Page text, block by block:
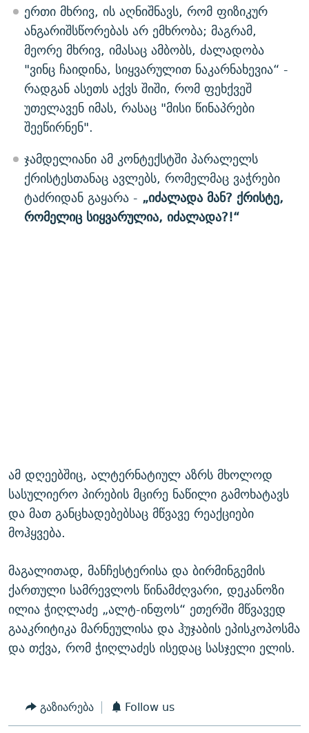
ერთი მხრივ, ის აღნიშნავს, რომ ფიზიკურ
ანგარიშსწორებას არ ემხრობა; მაგრამ,
მეორე მხრივ, იმასაც ამბობს, ძალადობა
"ვინც ჩაიდინა, სიყვარულით ნაკარნახევია“ -
რადგან ასეთს აქვს შიში, რომ ფეხქვეშ
უთელავენ იმას, რასაც "მისი წინაპრები
შეეწირნენ".
ჯამდელიანი ამ კონტექსტში პარალელს
ქრისტესთანაც ავლებს, რომელმაც ვაჭრები
ტაძრიდან გაყარა - „იძალადა მან? ქრისტე,
რომელიც სიყვარულია, იძალადა?!“
ამ დღეებშიც, ალტერნატიულ აზრს მხოლოდ
სასულიერო პირების მცირე ნაწილი გამოხატავს
და მათ განცხადებებსაც მწვავე რეაქციები
მოჰყვება.
მაგალითად, მანჩესტერისა და ბირმინგემის
ქართული სამრევლოს წინამძღვარი, დეკანოზი
ილია ჭიღლაძე „ალტ-ინფოს“ ეთერში მწვავედ
გააკრიტიკა მარნეულისა და ჰუჯაბის ეპისკოპოსმა
და თქვა, რომ ჭიღლაძეს ისედაც სასჯელი ელის.
გაზიარება Follow us